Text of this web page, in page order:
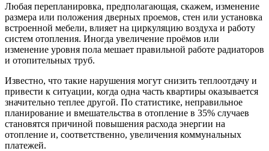
Любая перепланировка, предполагающая, скажем, изменение
размера или положения дверных проемов, стен или установка
встроенной мебели, влияет на циркуляцию воздуха и работу
систем отопления. Иногда увеличение проёмов или
изменение уровня пола мешает правильной работе радиаторов
и отопительных труб.
Известно, что такие нарушения могут снизить теплоотдачу и
привести к ситуации, когда одна часть квартиры оказывается
значительно теплее другой. По статистике, неправильное
планирование и вмешательства в отопление в 35% случаев
становятся причиной повышения расхода энергии на
отопление и, соответственно, увеличения коммунальных
платежей.